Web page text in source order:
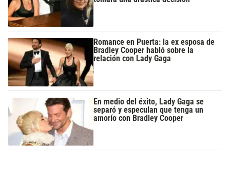
Romance en Puerta: la ex esposa de
Bradley Cooper habló sobre la
relación con Lady Gaga
En medio del éxito, Lady Gaga se
separó y especulan que tenga un
amorío con Bradley Cooper